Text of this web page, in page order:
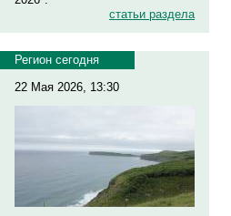
статьи раздела
Регион сегодня
22 Мая 2026, 13:30